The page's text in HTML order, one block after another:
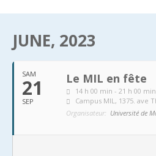
JUNE, 2023
SAM
21
SEP
Le MIL en fête
14 h 00 min - 21 h 00 min
Campus MIL, 1375. ave
Organisateur: Université de